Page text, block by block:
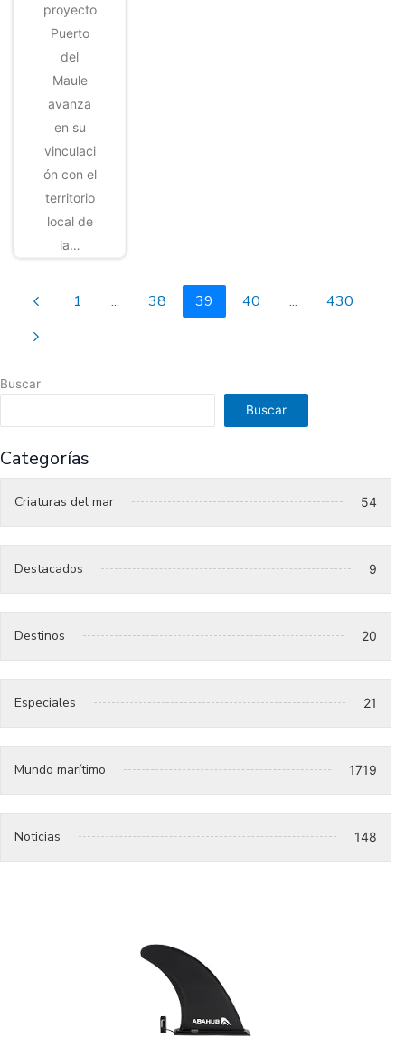
proyecto
Puerto
del
Maule
avanza
en su
vinculaci
ón con el
territorio
local de
la…
1 ... 38 39 40 ... 430
Buscar
Buscar
Categorías
Criaturas del mar 54
Destacados 9
Destinos 20
Especiales 21
Mundo marítimo 1719
Noticias 148